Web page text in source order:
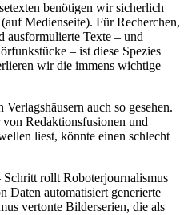
benötigen wir sicherlich
Medienseite). Für Recherchen,
ausformulierte Texte – und
– ist diese Spezies
wir die immens wichtige
auch so gesehen.
Redaktionsfusionen und
liest, könnte einen schlecht
Schritt rollt Roboterjournalismus
Daten automatisiert generierte
vertonte Bilderserien, die als